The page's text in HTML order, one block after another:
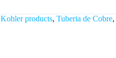
Kohler products, Tuberia de Cobre,